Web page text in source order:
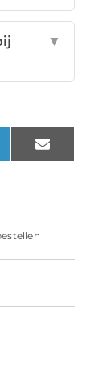
▼
Email